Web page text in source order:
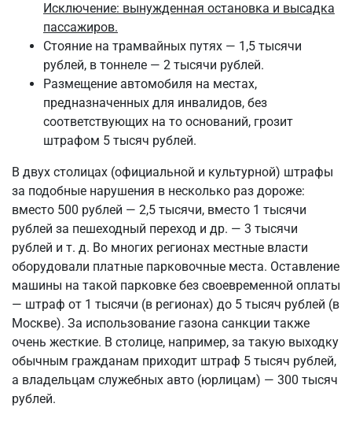
Исключение: вынужденная остановка и высадка
пассажиров.
Стояние на трамвайных путях — 1,5 тысячи
рублей, в тоннеле — 2 тысячи рублей.
Размещение автомобиля на местах,
предназначенных для инвалидов, без
соответствующих на то оснований, грозит
штрафом 5 тысяч рублей.
В двух столицах (официальной и культурной) штрафы
за подобные нарушения в несколько раз дороже:
вместо 500 рублей — 2,5 тысячи, вместо 1 тысячи
рублей за пешеходный переход и др. — 3 тысячи
рублей и т. д. Во многих регионах местные власти
оборудовали платные парковочные места. Оставление
машины на такой парковке без своевременной оплаты
— штраф от 1 тысячи (в регионах) до 5 тысяч рублей (в
Москве). За использование газона санкции также
очень жесткие. В столице, например, за такую выходку
обычным гражданам приходит штраф 5 тысяч рублей,
а владельцам служебных авто (юрлицам) — 300 тысяч
рублей.